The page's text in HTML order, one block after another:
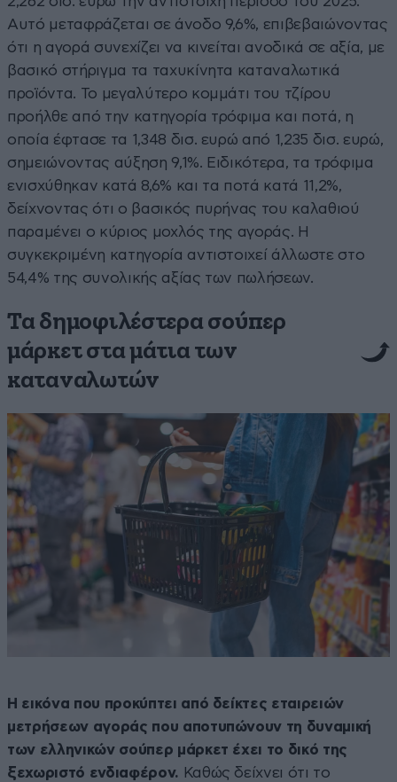
Αυτό μεταφράζεται σε άνοδο 9,6%, επιβεβαιώνοντας
ότι η αγορά συνεχίζει να κινείται ανοδικά σε αξία, με
βασικό στήριγμα τα ταχυκίνητα καταναλωτικά
προϊόντα. Το μεγαλύτερο κομμάτι του τζίρου
προήλθε από την κατηγορία τρόφιμα και ποτά, η
οποία έφτασε τα 1,348 δισ. ευρώ από 1,235 δισ. ευρώ,
σημειώνοντας αύξηση 9,1%. Ειδικότερα, τα τρόφιμα
ενισχύθηκαν κατά 8,6% και τα ποτά κατά 11,2%,
δείχνοντας ότι ο βασικός πυρήνας του καλαθιού
παραμένει ο κύριος μοχλός της αγοράς. Η
συγκεκριμένη κατηγορία αντιστοιχεί άλλωστε στο
54,4% της συνολικής αξίας των πωλήσεων.
Τα δημοφιλέστερα σούπερ
μάρκετ στα μάτια των
καταναλωτών
Η εικόνα που προκύπτει από δείκτες εταιρειών
μετρήσεων αγοράς που αποτυπώνουν τη δυναμική
των ελληνικών σούπερ μάρκετ έχει το δικό της
ξεχωριστό ενδιαφέρον. Καθώς δείχνει ότι το